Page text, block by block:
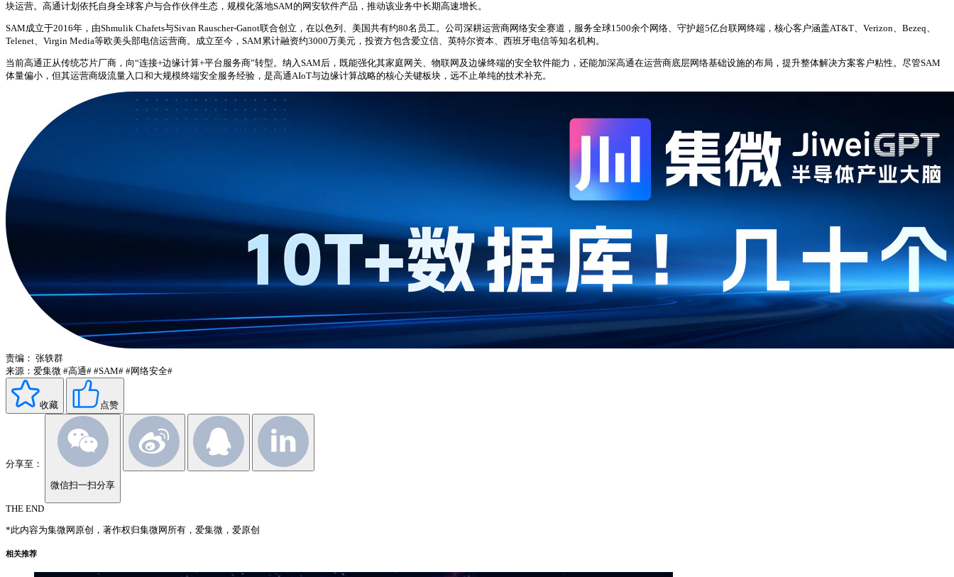
块运营。高通计划依托自身全球客户与合作伙伴生态，规模化落地SAM的网安软件产品，推动该业务中长期高速增长。
SAM成立于2016年，由Shmulik Chafets与Sivan Rauscher-Ganot联合创立，在以色列、美国共有约80名员工。公司深耕运营商网络安全赛道，服务全球1500余个网络、守护超5亿台联网终端，核心客户涵盖AT&T、Verizon、Bezeq、
Telenet、Virgin Media等欧美头部电信运营商。成立至今，SAM累计融资约3000万美元，投资方包含爱立信、英特尔资本、西班牙电信等知名机构。
当前高通正从传统芯片厂商，向“连接+边缘计算+平台服务商”转型。纳入SAM后，既能强化其家庭网关、物联网及边缘终端的安全软件能力，还能加深高通在运营商底层网络基础设施的布局，提升整体解决方案客户粘性。尽管SAM
体量偏小，但其运营商级流量入口和大规模终端安全服务经验，是高通AIoT与边缘计算战略的核心关键板块，远不止单纯的技术补充。
责编： 张轶群
来源：爱集微 #高通# #SAM# #网络安全#
收藏 点赞
分享至：
微信扫一扫分享
THE END
*此内容为集微网原创，著作权归集微网所有，爱集微，爱原创
相关推荐